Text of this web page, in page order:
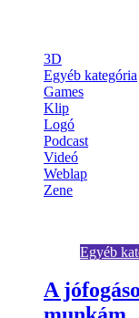
3D
Egyéb kategória
Games
Klip
Logó
Podcast
Videó
Weblap
Zene
Egyéb
A